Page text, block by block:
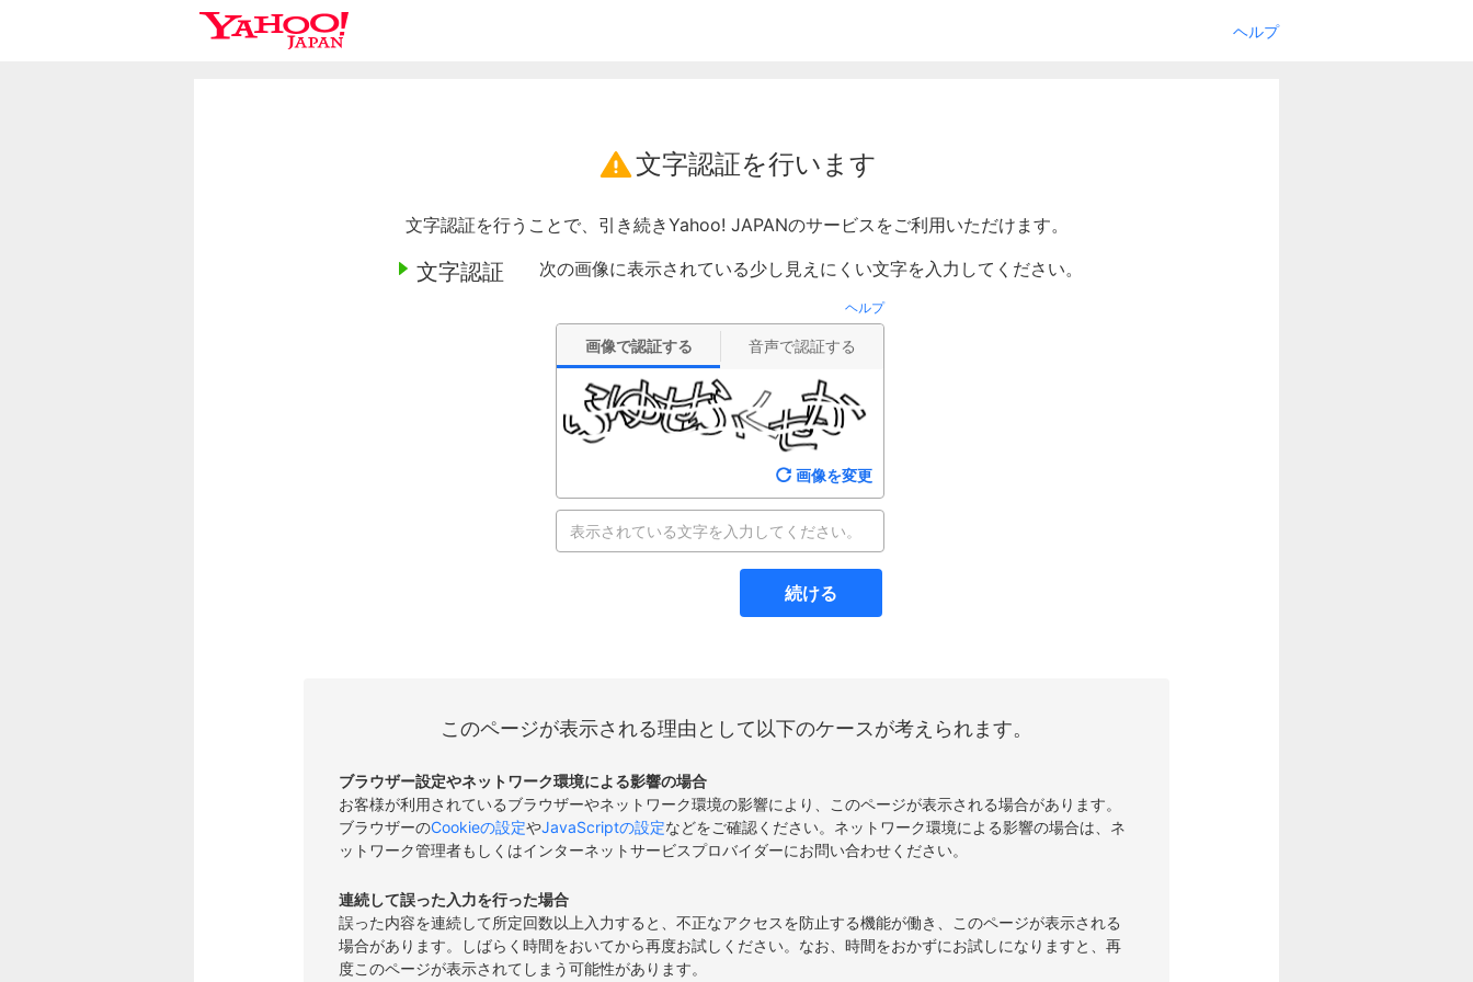
ヘルプ
文字認証を行います
文字認証を行うことで、引き続きYahoo! JAPANのサービスをご利用いただけます。
文字認証 次の画像に表示されている少し見えにくい文字を入力してください。
ヘルプ
画像で認証する 音声で認証する
画像を変更
続ける
このページが表示される理由として以下のケースが考えられます。
ブラウザー設定やネットワーク環境による影響の場合
お客様が利用されているブラウザーやネットワーク環境の影響により、このページが表示される場合があります。
ブラウザーのCookieの設定やJavaScriptの設定などをご確認ください。ネットワーク環境による影響の場合は、ネ
ットワーク管理者もしくはインターネットサービスプロバイダーにお問い合わせください。
連続して誤った入力を行った場合
誤った内容を連続して所定回数以上入力すると、不正なアクセスを防止する機能が働き、このページが表示される
場合があります。しばらく時間をおいてから再度お試しください。なお、時間をおかずにお試しになりますと、再
度このページが表示されてしまう可能性があります。